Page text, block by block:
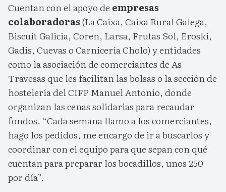
Cuentan con el apoyo de empresas
colaboradoras(La Caixa, Caixa Rural Galega,
Biscuit Galicia, Coren, Larsa, Frutas Sol, Eroski,
Gadis, Cuevas o Carnicería Cholo) y entidades
como la asociación de comerciantes de As
Travesas que les facilitan las bolsas o la sección de
hostelería del CIFP Manuel Antonio, donde
organizan las cenas solidarias para recaudar
fondos. “Cada semana llamo a los comerciantes,
hago los pedidos, me encargo de ir a buscarlos y
coordinar con el equipo para que sepan con qué
cuentan para preparar los bocadillos, unos 250
por día”.